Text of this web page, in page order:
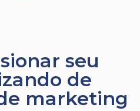
seu
de
marketing